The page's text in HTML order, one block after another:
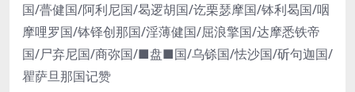
国/瞢健国/阿利尼国/曷逻胡国/讫栗瑟摩国/钵利曷国/咽
摩哩罗国/钵铎创那国/淫薄健国/屈浪擎国/达摩悉铁帝
国/尸弃尼国/商弥国/■盘■国/乌铩国/怯沙国/斫句迦国/
瞿萨旦那国记赞